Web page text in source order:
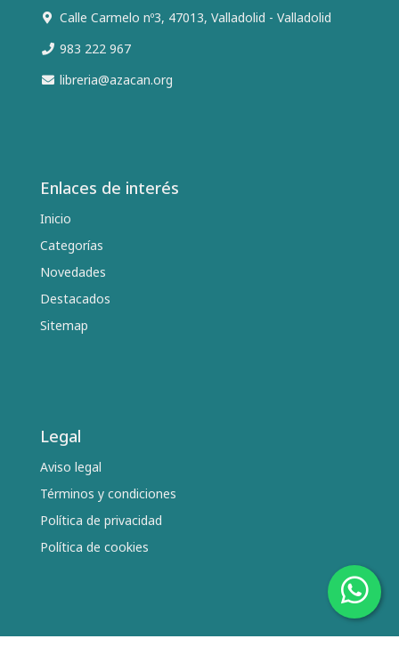
Calle Carmelo nº3, 47013, Valladolid - Valladolid
983 222 967
libreria@azacan.org
Enlaces de interés
Inicio
Categorías
Novedades
Destacados
Sitemap
Legal
Aviso legal
Términos y condiciones
Política de privacidad
Política de cookies